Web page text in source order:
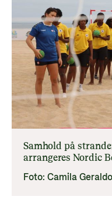
For næringslivet
fornybar energi
Norad -
Nyttige lenker
Viktige
Partnerfordeling
Humanitær og
Nansen-
Slik er
Spørsmål og
Bli med på å
bistandsplattform
Om oss
Norads strategi
Grønare bistand
Styring av Norad
Norad sine
Historie
Panorama nyheter
Samhold på
arrangeres Nordic
Foto: Camila